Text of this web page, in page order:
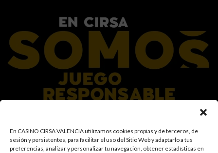
En CASINO CIRSA VALENCIA utilizamos cookies propias y de terceros, de
sesión y persistentes, para facilitar el uso del Sitio Web y adaptarlo a tus
preferencias, analizar y personalizar tu navegación, obtener estadísticas en
En el Grupo CIRSA promovemos una actitud responsable hacia el juego,
garantizando un entorno seguro y transparente para nuestros clientes y
facilitamos medidas e información para que el juego sea siempre diversión y